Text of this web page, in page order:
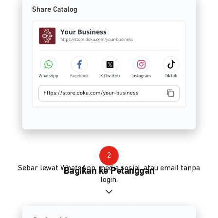
2
Bagikan ke Pelanggan
Sebar lewat WhatsApp, media sosial, atau email tanpa
login.